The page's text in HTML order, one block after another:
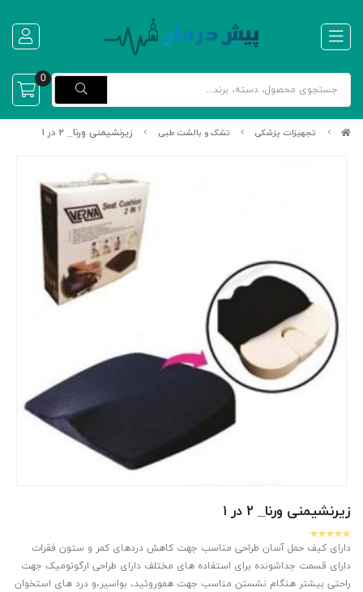
0
تجهیزات پزشکی تشک و بالشت طبی زیرنشیمنی ورنا_ ۲ در ۱
زیرنشیمنی ورنا_ ۲ در ۱
دارای کیف حمل آسان طراحی مناسب جهت کاهش دردهای کمر و ستون فقرات
دارای قسمت جداشونده برای استفاده های مختلف دارای طراحی ارگونومیک جهت
راحتی بیشتر هنگام نشستن مناسب جهت هموروئید، بواسیر،و درد های استخوان